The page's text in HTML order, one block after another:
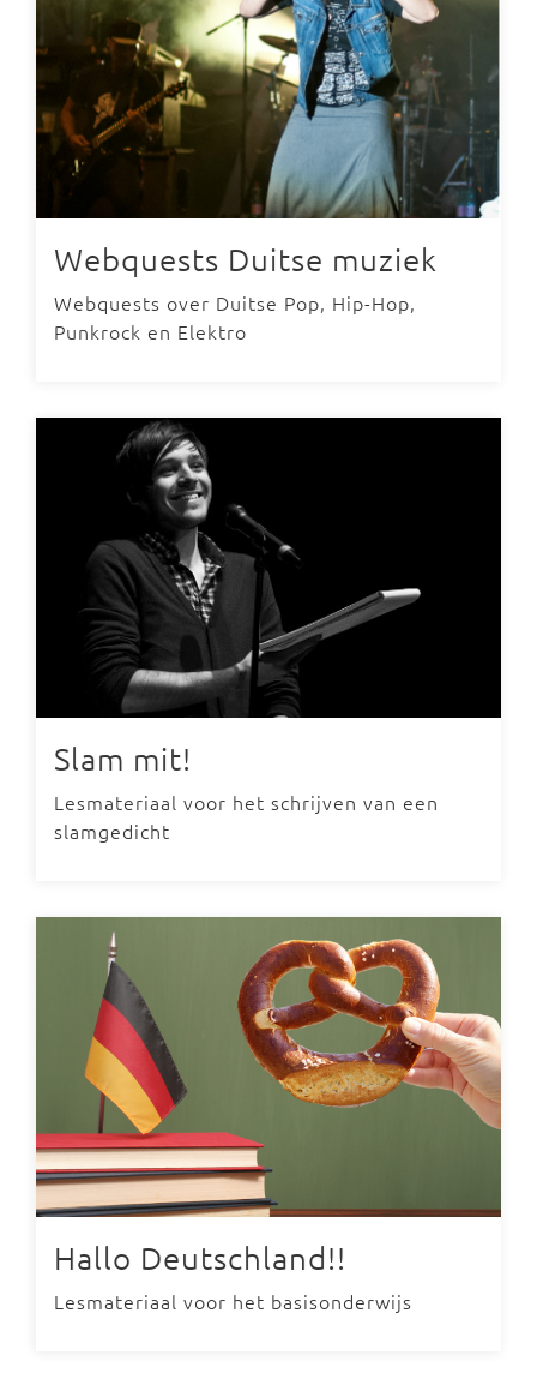
Webquests Duitse muziek
Webquests over Duitse Pop, Hip-Hop,
Punkrock en Elektro
Slam mit!
Lesmateriaal voor het schrijven van een
slamgedicht
Hallo Deutschland!!
Lesmateriaal voor het basisonderwijs